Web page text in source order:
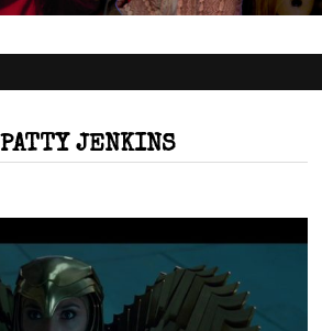
PATTY JENKINS